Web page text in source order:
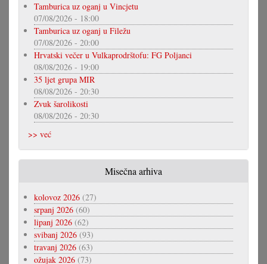
Tamburica uz oganj u Vincjetu
07/08/2026 - 18:00
Tamburica uz oganj u Filežu
07/08/2026 - 20:00
Hrvatski večer u Vulkaprodrštofu: FG Poljanci
08/08/2026 - 19:00
35 ljet grupa MIR
08/08/2026 - 20:30
Zvuk šarolikosti
08/08/2026 - 20:30
>> već
Misečna arhiva
kolovoz 2026 (27)
srpanj 2026 (60)
lipanj 2026 (62)
svibanj 2026 (93)
travanj 2026 (63)
ožujak 2026 (73)